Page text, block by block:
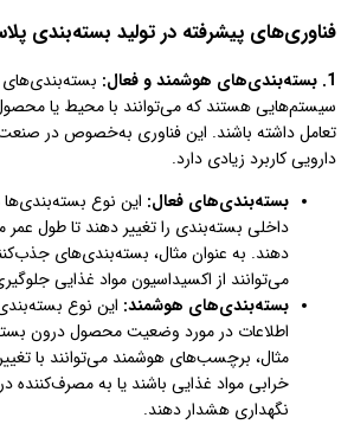
فناوری‌های پیشرفته در تولید بسته‌بندی
1. بسته‌بندی‌های هوشمند و فعال:
سیستم‌هایی هستند که می‌توانند با محیط یا
تعامل داشته باشند. این فناوری به‌خصوص در
دارویی کاربرد زیادی دارد.
بسته‌بندی‌های فعال: این نوع بسته‌بندی‌ها
داخلی بسته‌بندی را تغییر دهند تا طول
دهند. به عنوان مثال، بسته‌بندی‌های
می‌توانند از اکسیداسیون مواد غذایی
بسته‌بندی‌های هوشمند: این نوع
اطلاعات در مورد وضعیت محصول درون
مثال، برچسب‌های هوشمند می‌توانند با
خرابی مواد غذایی باشند یا به مصرف‌کننده
نگهداری هشدار دهند.